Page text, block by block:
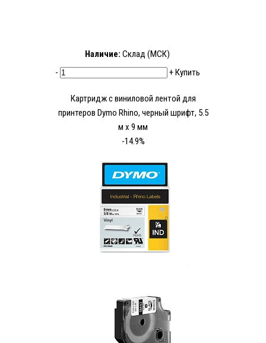
Наличие: Склад (МСК)
-
+Купить
Картридж c виниловой лентой для
принтеров Dymo Rhino, черный шрифт, 5.5
м x 9 мм
-14.9%